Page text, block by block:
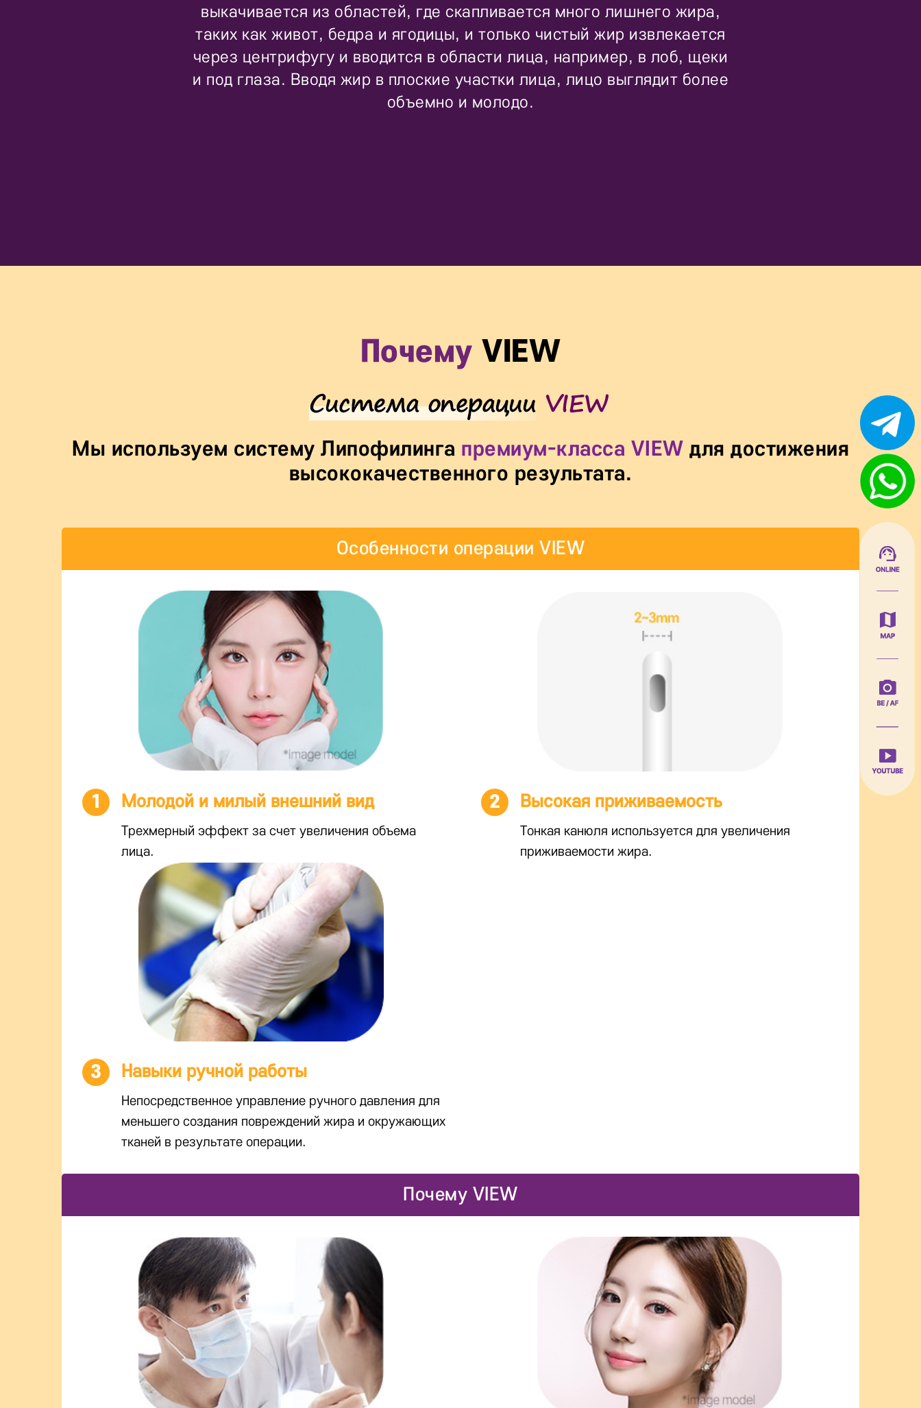
выкачивается из областей, где скапливается много лишнего жира,
таких как живот, бедра и ягодицы, и только чистый жир извлекается
через центрифугу и вводится в области лица, например, в лоб, щеки
и под глаза. Вводя жир в плоские участки лица, лицо выглядит более
объемно и молодо.
Почему VIEW
Мы используем систему Липофилинга премиум-класса VIEW для достижения
высококачественного результата.
Особенности операции VIEW
1 Молодой и милый внешний вид
Трехмерный эффект за счет увеличения объема
лица.
2 Высокая приживаемость
Тонкая канюля используется для увеличения
приживаемости жира.
3 Навыки ручной работы
Непосредственное управление ручного давления для
меньшего создания повреждений жира и окружающих
тканей в результате операции.
Почему VIEW